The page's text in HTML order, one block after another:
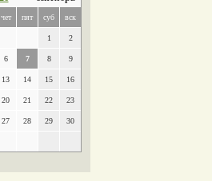
чет пят суб вск
1 2
6 7 8 9
13 14 15 16
20 21 22 23
27 28 29 30